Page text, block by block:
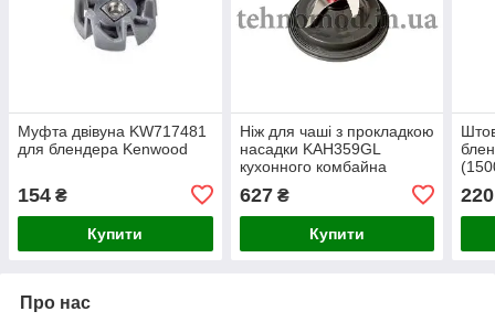
Муфта двівуна KW717481
для блендера Kenwood
154 ₴
Купити
Ніж для чаші з прокладкою
насадки KAH359GL
кухонного комбайна
(1600ml)
627₴
Купити
220
Про нас